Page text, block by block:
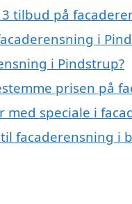
tilbud på
i
i Pindstrup?
prisen på
med speciale i
facaderensning i